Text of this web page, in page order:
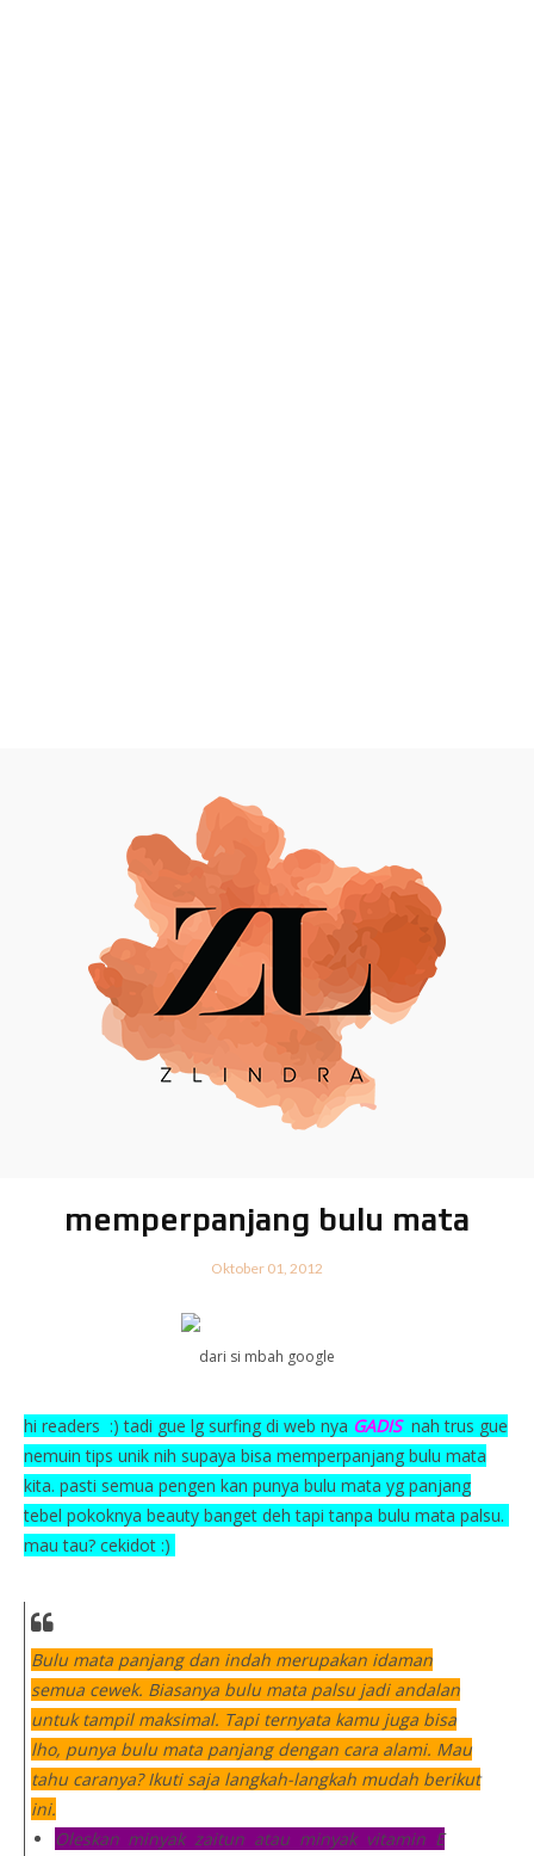
memperpanjang bulu mata
Oktober 01, 2012
dari si mbah google
hi readers :) tadi gue lg surfing di web nya GADIS nah trus gue
nemuin tips unik nih supaya bisa memperpanjang bulu mata
kita. pasti semua pengen kan punya bulu mata yg panjang
tebel pokoknya beauty banget deh tapi tanpa bulu mata palsu.
mau tau? cekidot :)
Bulu mata panjang dan indah merupakan idaman
semua cewek. Biasanya bulu mata palsu jadi andalan
untuk tampil maksimal. Tapi ternyata kamu juga bisa
lho, punya bulu mata panjang dengan cara alami. Mau
tahu caranya? Ikuti saja langkah-langkah mudah berikut
ini.
Oleskan minyak zaitun atau minyak vitamin E